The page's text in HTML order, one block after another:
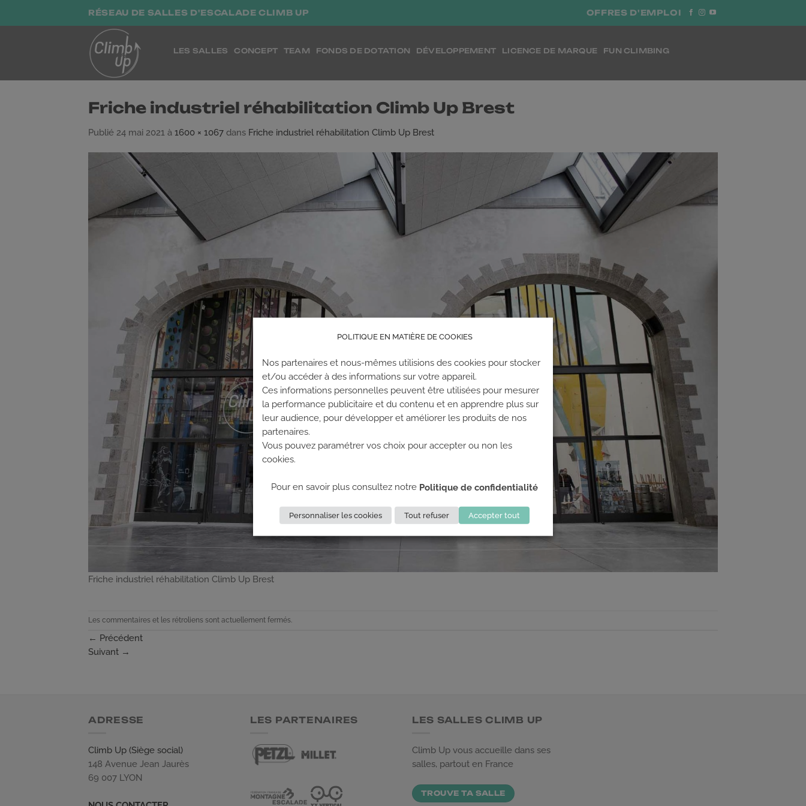
RÉSEAU DE SALLES D'ESCALADE CLIMB UP OFFRES D'EMPLOI
LES SALLES CONCEPT TEAM FONDS DE DOTATION DÉVELOPPEMENT LICENCE DE MARQUE FUN CLIMBING
Friche industriel réhabilitation Climb Up Brest
Publié 24 mai 2021 à 1600 × 1067 dans Friche industriel réhabilitation Climb Up Brest
Friche industriel réhabilitation Climb Up Brest
Les commentaires et les rétroliens sont actuellement fermés.
← Précédent
Suivant →
ADRESSE
Climb Up (Siège social)
148 Avenue Jean Jaurès
69 007 LYON
LES PARTENAIRES LES SALLES CLIMB UP
Climb Up vous accueille dans ses
salles, partout en France
TROUVE TA SALLE
POLITIQUE EN MATIÈRE DE COOKIES
Nos partenaires et nous-mêmes utilisions des cookies pour stocker
et/ou accéder à des informations sur votre appareil.
Ces informations personnelles peuvent être utilisées pour mesurer
la performance publicitaire et du contenu et en apprendre plus sur
leur audience, pour développer et améliorer les produits de nos
partenaires.
Vous pouvez paramétrer vos choix pour accepter ou non les
cookies.
Pour en savoir plus consultez notre Politique de confidentialité
Personnaliser les cookies Tout refuser Accepter tout